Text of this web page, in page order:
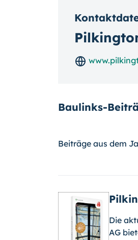
Baulinks-
Beiträge aus dem
Die
AG